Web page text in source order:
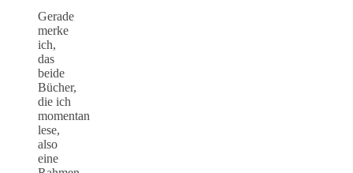
Gerade
merke
ich,
das
beide
Bücher,
die ich
momentan
lese,
also
eine